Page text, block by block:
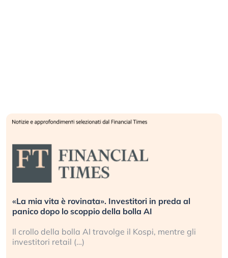
«La mia vita è rovinata». Investitori in preda al
panico dopo lo scoppio della bolla AI
Il crollo della bolla AI travolge il Kospi, mentre gli
investitori retail (…)